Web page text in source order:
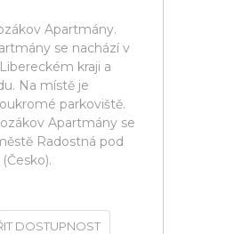
Apartmány.
se nachází v
kraji a
Na místě je
parkoviště.
Apartmány se
Radostná pod
DOSTUPNOST